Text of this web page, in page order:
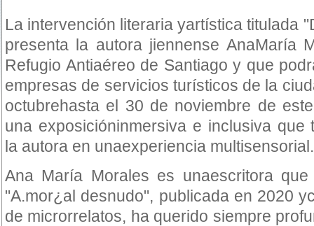
La intervención literaria yartística titulada
presenta la autora jiennense AnaMaría
Refugio Antiaéreo de Santiago y que
empresas de servicios turísticos de la
octubrehasta el 30 de noviembre de
una exposicióninmersiva e inclusiva que
la autora en unaexperiencia multisensorial.
Ana María Morales es unaescritora
"A.mor¿al desnudo", publicada en 2020
de microrrelatos, ha querido siempre